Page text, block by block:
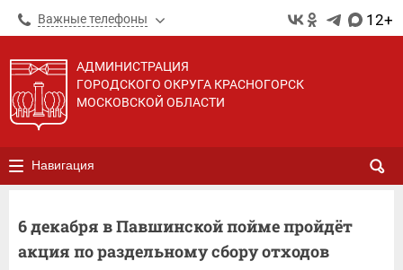
Важные телефоны 12+
АДМИНИСТРАЦИЯ
ГОРОДСКОГО ОКРУГА КРАСНОГОРСК
МОСКОВСКОЙ ОБЛАСТИ
Навигация
6 декабря в Павшинской пойме пройдёт
акция по раздельному сбору отходов